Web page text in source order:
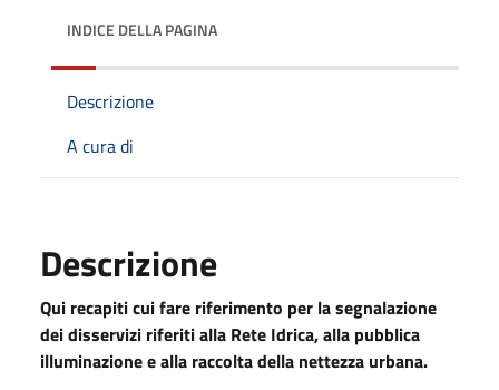
INDICE DELLA PAGINA
Descrizione
A cura di
Descrizione
Qui recapiti cui fare riferimento per la segnalazione
dei disservizi riferiti alla Rete Idrica, alla pubblica
illuminazione e alla raccolta della nettezza urbana.